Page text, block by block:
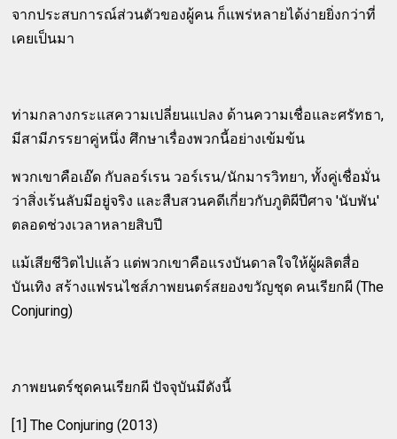
จากประสบการณ์ส่วนตัวของผู้คน ก็แพร่หลายได้ง่ายยิ่งกว่าที่
เคยเป็นมา
ท่ามกลางกระแสความเปลี่ยนแปลง ด้านความเชื่อและศรัทธา,
มีสามีภรรยาคู่หนึ่ง ศึกษาเรื่องพวกนี้อย่างเข้มข้น
พวกเขาคือเอ๊ด กับลอร์เรน วอร์เรน/นักมารวิทยา, ทั้งคู่เชื่อมั่น
ว่าสิ่งเร้นลับมีอยู่จริง และสืบสวนคดีเกี่ยวกับภูติผีปีศาจ 'นับพัน'
ตลอดช่วงเวลาหลายสิบปี
แม้เสียชีวิตไปแล้ว แต่พวกเขาคือแรงบันดาลใจให้ผู้ผลิตสื่อ
บันเทิง สร้างแฟรนไชส์ภาพยนตร์สยองขวัญชุด คนเรียกผี (The
Conjuring)
ภาพยนตร์ชุดคนเรียกผี ปัจจุบันมีดังนี้
[1] The Conjuring (2013)